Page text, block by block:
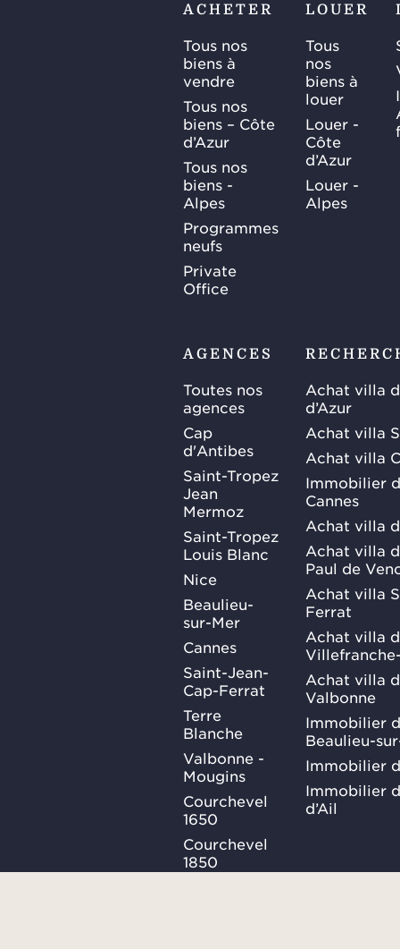
ACHETER
Tous nos
biens à
vendre
Tous nos
biens – Côte
d’Azur
Tous nos
biens -
Alpes
Programmes
neufs
Private
Office
LOUER
Tous
nos
biens à
louer
Louer -
Côte
d’Azur
Louer -
Alpes
AGENCES
Toutes nos
agences
Cap
d'Antibes
Saint-Tropez
Jean
Mermoz
Saint-Tropez
Louis Blanc
Nice
Beaulieu-
sur-Mer
Cannes
Saint-Jean-
Cap-Ferrat
Terre
Blanche
Valbonne -
Mougins
Courchevel
1650
Courchevel
1850
Achat villa
d’Azur
Achat villa
Achat villa
Immobilier
Cannes
Achat villa
Achat villa
Paul de
Achat villa
Ferrat
Achat villa
Achat villa
Valbonne
Immobilier
Beaulieu-
Immobilier
Immobilier
d’Ail